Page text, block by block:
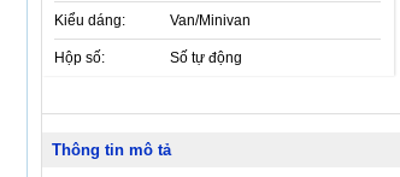
Kiểu dáng: Van/Minivan
Hộp số: Số tự động
Thông tin mô tả